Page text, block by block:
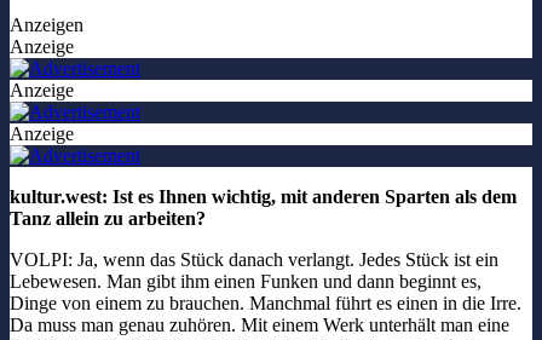
Anzeigen
Anzeige
Anzeige
Anzeige
kultur.west: Ist es Ihnen wichtig, mit anderen Sparten als dem
Tanz allein zu arbeiten?
VOLPI: Ja, wenn das Stück danach verlangt. Jedes Stück ist ein
Lebewesen. Man gibt ihm einen Funken und dann beginnt es,
Dinge von einem zu brauchen. Manchmal führt es einen in die Irre.
Da muss man genau zuhören. Mit einem Werk unterhält man eine